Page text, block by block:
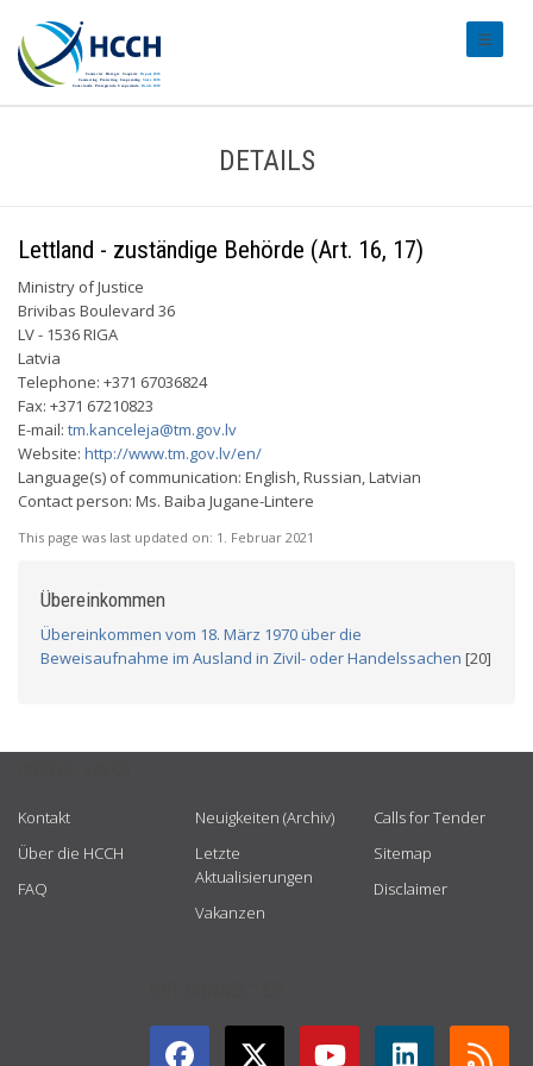
DETAILS
Lettland - zuständige Behörde (Art. 16, 17)
Ministry of Justice
Brivibas Boulevard 36
LV - 1536 RIGA
Latvia
Telephone: +371 67036824
Fax: +371 67210823
E-mail: tm.kanceleja@tm.gov.lv
Website: http://www.tm.gov.lv/en/
Language(s) of communication: English, Russian, Latvian
Contact person: Ms. Baiba Jugane-Lintere
This page was last updated on: 1. Februar 2021
Übereinkommen
Übereinkommen vom 18. März 1970 über die
Beweisaufnahme im Ausland in Zivil- oder Handelssachen [20]
Kontakt
Über die HCCH
FAQ
Neuigkeiten (Archiv)
Letzte
Aktualisierungen
Vakanzen
Calls for Tender
Sitemap
Disclaimer